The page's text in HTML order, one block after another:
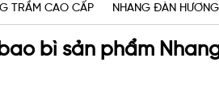
TRẦM CAO CẤP NHANG ĐÀN HƯƠNG
bì sản phẩm